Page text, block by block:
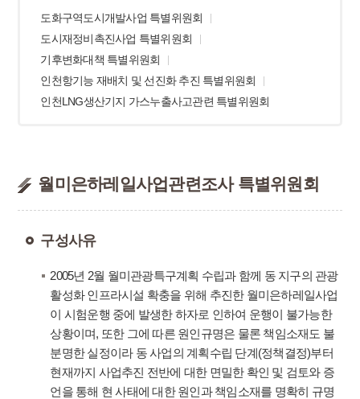
도화구역도시개발사업 특별위원회
도시재정비촉진사업 특별위원회
기후변화대책 특별위원회
인천항기능 재배치 및 선진화 추진 특별위원회
인천LNG생산기지 가스누출사고관련 특별위원회
월미은하레일사업관련조사 특별위원회
구성사유
2005년 2월 월미관광특구계획 수립과 함께 동 지구의 관광
활성화 인프라시설 확충을 위해 추진한 월미은하레일사업
이 시험운행 중에 발생한 하자로 인하여 운행이 불가능한
상황이며, 또한 그에 따른 원인규명은 물론 책임소재도 불
분명한 실정이라 동 사업의 계획수립 단계(정책결정)부터
현재까지 사업추진 전반에 대한 면밀한 확인 및 검토와 증
언을 통해 현 사태에 대한 원인과 책임소재를 명확히 규명